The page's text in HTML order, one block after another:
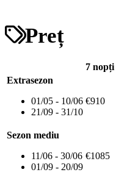
Preț
7 nopți
Extrasezon
01/05 - 10/06
21/09 - 31/10
€910
Sezon mediu
11/06 - 30/06
01/09 - 20/09
€1085